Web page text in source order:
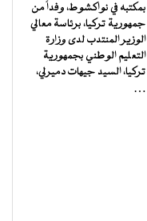
بمكتبه في نواكشوط، وفداً من
جمهورية تركيا، برئاسة معالي
الوزير المنتدب لدى وزارة
التعليم الوطني بجمهورية
تركيا، السيد جيهات دميرلي،
…